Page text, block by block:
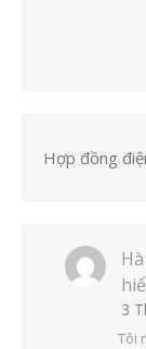
Hợp đồng
3
Tôi